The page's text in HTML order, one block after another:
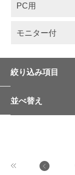
PC用
モニター付
絞り込み項目
並べ替え